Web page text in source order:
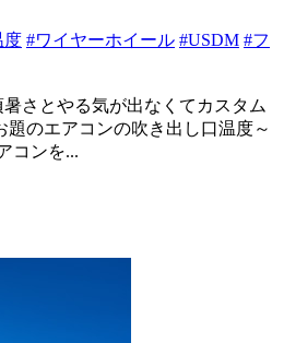
度 #ワイヤーホイール #USDM #フ
さとやる気が出なくてカスタム
題のエアコンの吹き出し口温度～
コンを...